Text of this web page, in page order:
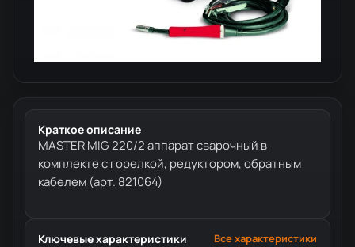
Краткое описание
MASTER MIG 220/2 аппарат сварочный в
комплекте с горелкой, редуктором, обратным
кабелем (арт. 821064)
Ключевые характеристики Все характеристики